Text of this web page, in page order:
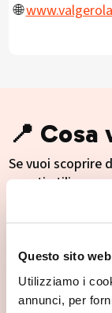
Questo sito
Utilizziamo i
annunci, per
🌐
📍
Se vuoi scoprire
spunti utili.